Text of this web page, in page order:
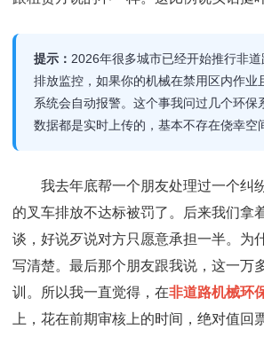
提示： 2026年很多城市已经开始推行非
排放监控，如果你的机械在禁用区内作业
系统会自动报警。这个事我问过几个环保
数据都是实时上传的，基本不存在侥幸空
我去年底帮一个朋友处理过一个纠
的叉车排放不达标被罚了。后来我们拿
谈，好说歹说对方只愿意承担一半。为
写清楚。最后那个朋友跟我说，这一万
训。所以我一直觉得，在非道路机械环
上，花在前期审核上的时间，绝对值回